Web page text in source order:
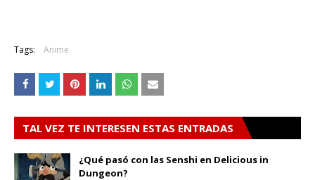
Tags: Anime
TAL VEZ TE INTERESEN ESTAS ENTRADAS
¿Qué pasó con las Senshi en Delicious in
Dungeon?